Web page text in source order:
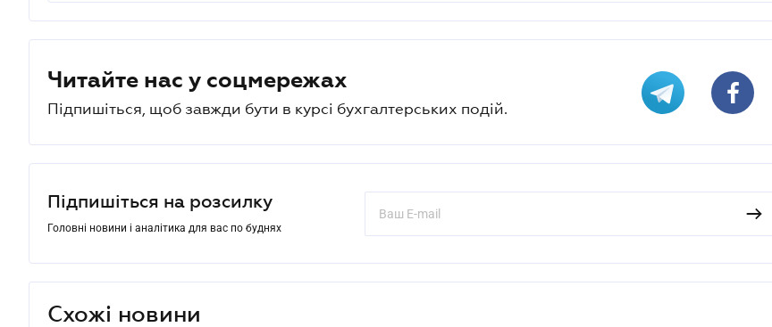
Читайте нас у соцмережах
Підпишіться, щоб завжди бути в курсі бухгалтерських подій.
Підпишіться на розсилку
Головні новини і аналітика для вас по буднях
Схожі новини